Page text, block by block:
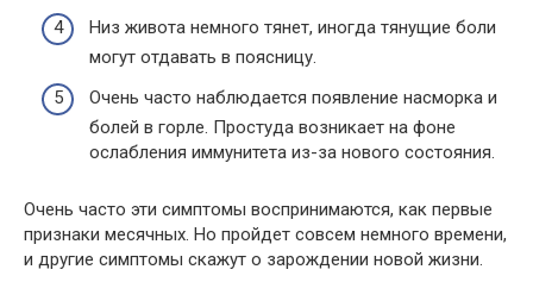
Низ живота немного тянет, иногда тянущие боли
могут отдавать в поясницу.
Очень часто наблюдается появление насморка и
болей в горле. Простуда возникает на фоне
ослабления иммунитета из-за нового состояния.
Очень часто эти симптомы воспринимаются, как первые
признаки месячных. Но пройдет совсем немного времени,
и другие симптомы скажут о зарождении новой жизни.